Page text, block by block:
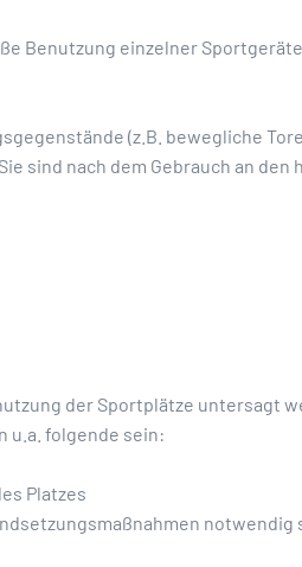
Benutzung einzelner
(z.B. bewegliche
sind nach dem Gebrauch an
der Sportplätze
u.a. folgende sein:
Platzes
notwendig